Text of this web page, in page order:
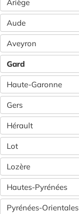
Ariège
Aude
Aveyron
Gard
Haute-Garonne
Gers
Hérault
Lot
Lozère
Hautes-Pyrénées
Pyrénées-Orientales